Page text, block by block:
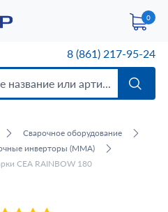
0
8 (861) 217-95-24
Сварочное оборудование
инверторы (MMA)
CEA RAINBOW 180